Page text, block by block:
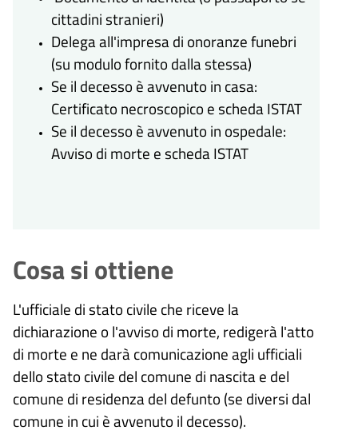
cittadini stranieri)
Delega all'impresa di onoranze funebri
(su modulo fornito dalla stessa)
Se il decesso è avvenuto in casa:
Certificato necroscopico e scheda ISTAT
Se il decesso è avvenuto in ospedale:
Avviso di morte e scheda ISTAT
Cosa si ottiene
L'ufficiale di stato civile che riceve la
dichiarazione o l'avviso di morte, redigerà l'atto
di morte e ne darà comunicazione agli ufficiali
dello stato civile del comune di nascita e del
comune di residenza del defunto (se diversi dal
comune in cui è avvenuto il decesso).